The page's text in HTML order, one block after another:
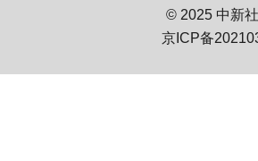
© 2025 中新
京ICP备